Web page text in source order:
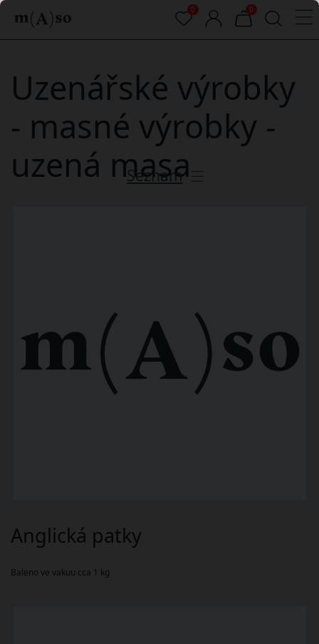
Uzenářské výrobky
- masné výrobky -
uzená masa
Baleno ve vakuu cca 1 kg
Anglická patky
0
0